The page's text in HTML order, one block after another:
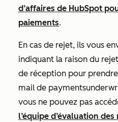
d’affaires de HubSpot
paiements.
En cas de rejet, ils vous
indiquant la raison du
de réception pour prendre
mail de
vous ne pouvez pas
l’équipe d’évaluation